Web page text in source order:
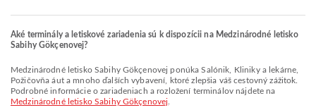
Aké terminály a letiskové zariadenia sú k dispozícii na Medzinárodné letisko
Sabihy Gökçenovej?
Medzinárodné letisko Sabihy Gökçenovej ponúka Salónik, Kliniky a lekárne,
Požičovňa áut a mnoho ďalších vybavení, ktoré zlepšia váš cestovný zážitok.
Podrobné informácie o zariadeniach a rozložení terminálov nájdete na
Medzinárodné letisko Sabihy Gökçenovej